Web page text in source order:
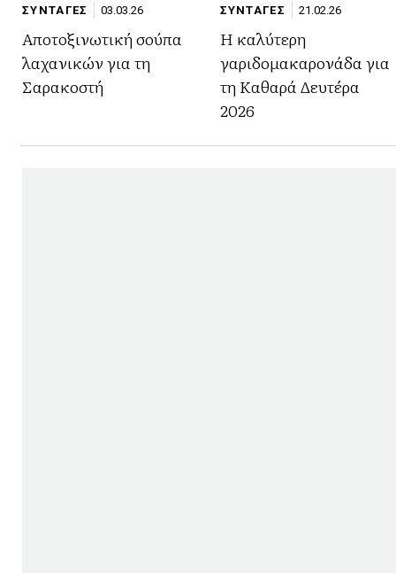
ΣΥΝΤΑΓΕΣ 03.03.26
Αποτοξινωτική σούπα
λαχανικών για τη
Σαρακοστή
ΣΥΝΤΑΓΕΣ 21.02.26
Η καλύτερη
γαριδομακαρονάδα για
τη Καθαρά Δευτέρα
2026